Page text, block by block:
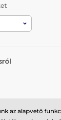
az alapvető